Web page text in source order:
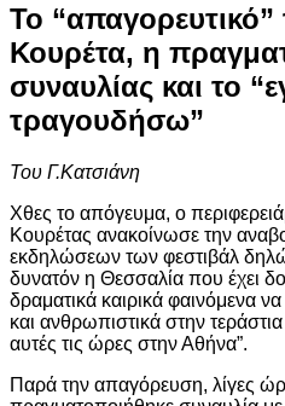
Το
Κουρέτα, η
συναυλίας και το
τραγουδήσω”
Του Γ.Κατσιάνη
Χθες το απόγευμα, ο
Κουρέτας ανακοίνωσε την
εκδηλώσεων των φεστιβάλ
δυνατόν η Θεσσαλία που έχει
δραματικά καιρικά φαινόμενα
και ανθρωπιστικά στην
αυτές τις ώρες στην Αθήνα”.
Παρά την απαγόρευση, λίγες